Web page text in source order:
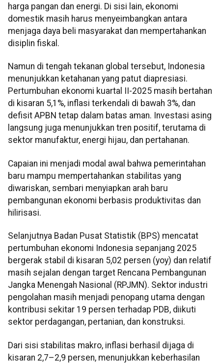
harga pangan dan energi. Di sisi lain, ekonomi
domestik masih harus menyeimbangkan antara
menjaga daya beli masyarakat dan mempertahankan
disiplin fiskal.
Namun di tengah tekanan global tersebut, Indonesia
menunjukkan ketahanan yang patut diapresiasi.
Pertumbuhan ekonomi kuartal II-2025 masih bertahan
di kisaran 5,1%, inflasi terkendali di bawah 3%, dan
defisit APBN tetap dalam batas aman. Investasi asing
langsung juga menunjukkan tren positif, terutama di
sektor manufaktur, energi hijau, dan pertahanan.
Capaian ini menjadi modal awal bahwa pemerintahan
baru mampu mempertahankan stabilitas yang
diwariskan, sembari menyiapkan arah baru
pembangunan ekonomi berbasis produktivitas dan
hilirisasi.
Selanjutnya Badan Pusat Statistik (BPS) mencatat
pertumbuhan ekonomi Indonesia sepanjang 2025
bergerak stabil di kisaran 5,02 persen (yoy) dan relatif
masih sejalan dengan target Rencana Pembangunan
Jangka Menengah Nasional (RPJMN). Sektor industri
pengolahan masih menjadi penopang utama dengan
kontribusi sekitar 19 persen terhadap PDB, diikuti
sektor perdagangan, pertanian, dan konstruksi.
Dari sisi stabilitas makro, inflasi berhasil dijaga di
kisaran 2,7–2,9 persen, menunjukkan keberhasilan